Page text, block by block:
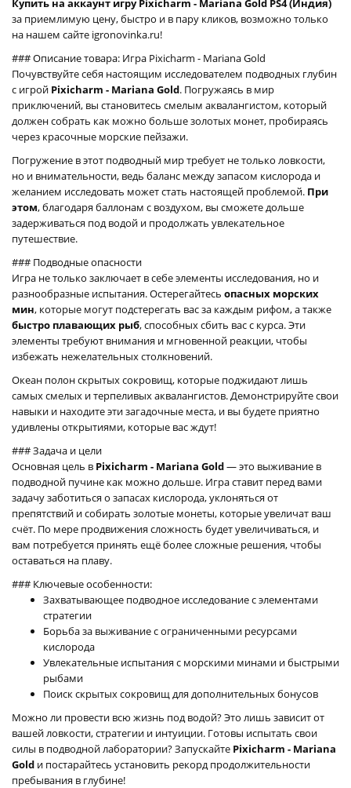
Купить на аккаунт игру Pixicharm - Mariana Gold PS4 (Индия)
за приемлимую цену, быстро и в пару кликов, возможно только
на нашем сайте igronovinka.ru!
### Описание товара: Игра Pixicharm - Mariana Gold
Почувствуйте себя настоящим исследователем подводных глубин
с игрой Pixicharm - Mariana Gold. Погружаясь в мир
приключений, вы становитесь смелым аквалангистом, который
должен собрать как можно больше золотых монет, пробираясь
через красочные морские пейзажи.
Погружение в этот подводный мир требует не только ловкости,
но и внимательности, ведь баланс между запасом кислорода и
желанием исследовать может стать настоящей проблемой. При
этом, благодаря баллонам с воздухом, вы сможете дольше
задерживаться под водой и продолжать увлекательное
путешествие.
### Подводные опасности
Игра не только заключает в себе элементы исследования, но и
разнообразные испытания. Остерегайтесь опасных морских
мин, которые могут подстерегать вас за каждым рифом, а также
быстро плавающих рыб, способных сбить вас с курса. Эти
элементы требуют внимания и мгновенной реакции, чтобы
избежать нежелательных столкновений.
Океан полон скрытых сокровищ, которые поджидают лишь
самых смелых и терпеливых аквалангистов. Демонстрируйте свои
навыки и находите эти загадочные места, и вы будете приятно
удивлены открытиями, которые вас ждут!
### Задача и цели
Основная цель в Pixicharm - Mariana Gold— это выживание в
подводной пучине как можно дольше. Игра ставит перед вами
задачу заботиться о запасах кислорода, уклоняться от
препятствий и собирать золотые монеты, которые увеличат ваш
счёт. По мере продвижения сложность будет увеличиваться, и
вам потребуется принять ещё более сложные решения, чтобы
оставаться на плаву.
### Ключевые особенности:
Захватывающее подводное исследование с элементами
стратегии
Борьба за выживание с ограниченными ресурсами
кислорода
Увлекательные испытания с морскими минами и быстрыми
рыбами
Поиск скрытых сокровищ для дополнительных бонусов
Можно ли провести всю жизнь под водой? Это лишь зависит от
вашей ловкости, стратегии и интуиции. Готовы испытать свои
силы в подводной лаборатории? Запускайте Pixicharm - Mariana
Gold и постарайтесь установить рекорд продолжительности
пребывания в глубине!